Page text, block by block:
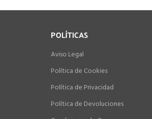
POLÍTICAS
Aviso Legal
Política de Cookies
Política de Privacidad
Política de Devoluciones